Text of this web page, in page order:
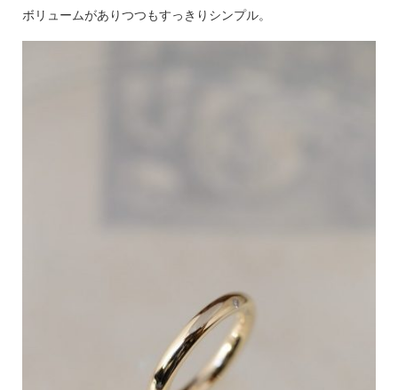
ボリュームがありつつもすっきりシンプル。